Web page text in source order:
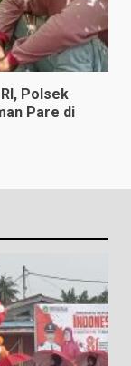
Polsek
Pare di